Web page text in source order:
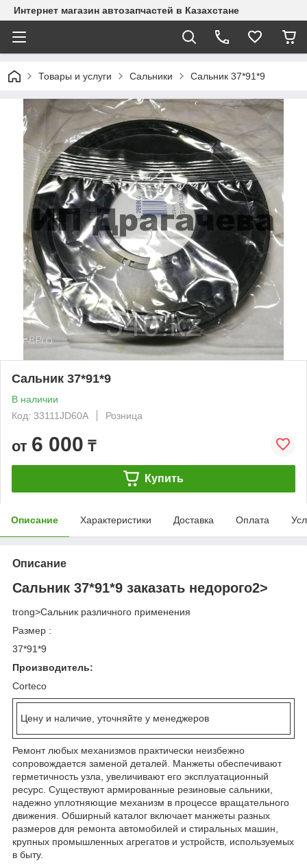
Интернет магазин автозапчастей в Казахстане
Товары и услуги Сальники Сальник 37*91*9
Сальник 37*91*9
В наличии
Код: 33111JD60A
Розница
от 6 000 ₸
Купить
Описание Характеристики Доставка Оплата
Описание
Сальник 37*91*9 заказать недорого2>
trong>Сальник различного применения
Размер :
37*91*9
Производитель:
Corteco
Цену и наличие, уточняйте у менеджеров
Ремонт любых механизмов практически неизбежно
сопровождается заменой деталей. Манжеты обеспечивают
герметичность узла, увеличивают его эксплуатационный
ресурс. Существуют армированные резиновые сальники,
надежно уплотняющие механизм в процессе вращательного
движения. Обширный каталог включает манжеты разных
размеров для ремонта автомобилей и стиральных машин,
крупных промышленных агрегатов и устройств, используемых
в быту.